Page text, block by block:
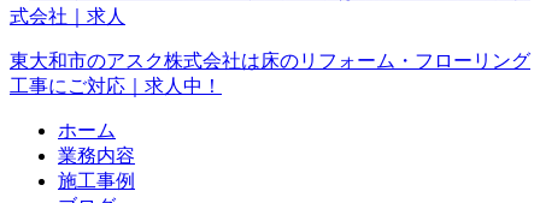
東大和市のアスク株式会社は床のリフォーム・フローリング
工事にご対応｜求人中！
ホーム
業務内容
施工事例